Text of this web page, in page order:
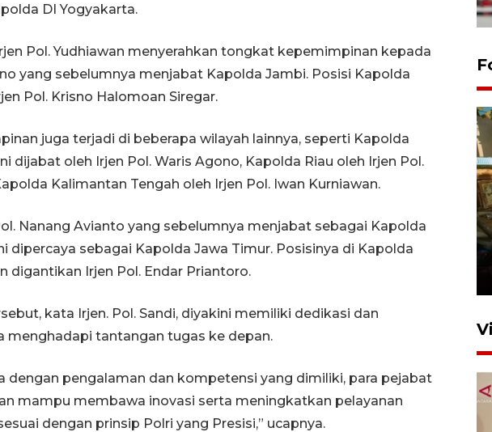
DI Yogyakarta.
Pol. Yudhiawan menyerahkan tongkat kepemimpinan kepada
yang sebelumnya menjabat Kapolda Jambi. Posisi Kapolda
Pol. Krisno Halomoan Siregar.
juga terjadi di beberapa wilayah lainnya, seperti Kapolda
dijabat oleh Irjen Pol. Waris Agono, Kapolda Riau oleh Irjen Pol.
Kalimantan Tengah oleh Irjen Pol. Iwan Kurniawan.
Nanang Avianto yang sebelumnya menjabat sebagai Kapolda
dipercaya sebagai Kapolda Jawa Timur. Posisinya di Kapolda
digantikan Irjen Pol. Endar Priantoro.
kata Irjen. Pol. Sandi, diyakini memiliki dedikasi dan
menghadapi tantangan tugas ke depan.
dengan pengalaman dan kompetensi yang dimiliki, para pejabat
mampu membawa inovasi serta meningkatkan pelayanan
dengan prinsip Polri yang Presisi,” ucapnya.
Foto: Lokasi ledakan bom
rakitan di Padang
15 Juli 2026 14:05